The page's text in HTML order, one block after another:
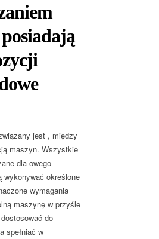
jest , między
maszyn. Wszystkie
dla owego
wykonywać określone
wymagania
maszynę w przyśle
do
spełniać w